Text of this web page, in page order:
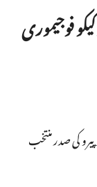
فوجیموری
کی صدر منتخب